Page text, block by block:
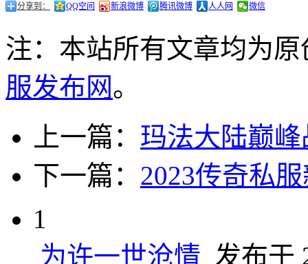
分享到： QQ空间 新浪微博 腾讯微博 人人网 微信
注：本站所有文章均为
服发布网。
上一篇： 玛法大陆巅
下一篇： 2023传奇私
1
为许一世沧情 发布于